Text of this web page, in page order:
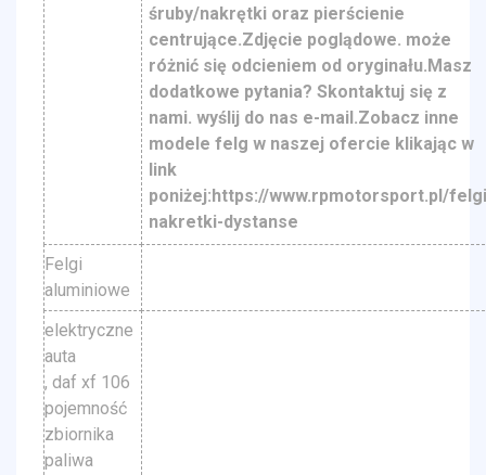
śruby/nakrętki oraz pierścienie
centrujące.Zdjęcie poglądowe. może
różnić się odcieniem od oryginału.Masz
dodatkowe pytania? Skontaktuj się z
nami. wyślij do nas e-mail.Zobacz inne
modele felg w naszej ofercie klikając w
link
poniżej:https://www.rpmotorsport.pl/
nakretki-dystanse
Felgi
aluminiowe
elektryczne
auta
, daf xf 106
pojemność
zbiornika
paliwa